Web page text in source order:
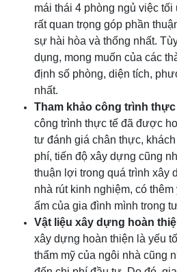
mái thái 4 phòng ngủ việc
rất quan trọng góp phần
sự hài hòa và thống nhất.
dụng, mong muốn của các
định số phòng, diện tích,
nhất.
Tham khảo công trình thực
công trình thực tế đã được
tư đánh giá chân thực,
phí, tiến độ xây dựng cũng
thuận lợi trong quá trình xây
nhà rút kinh nghiệm, có
ấm của gia đình mình trong
Vật liệu xây dựng hoàn
xây dựng hoàn thiện là yếu
thẩm mỹ của ngôi nhà cũng